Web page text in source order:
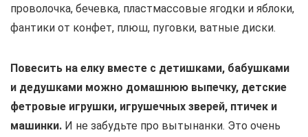
проволочка, бечевка, пластмассовые ягодки и яблоки,
фантики от конфет, плюш, пуговки, ватные диски.
Повесить на елку вместе с детишками, бабушками
и дедушками можно домашнюю выпечку, детские
фетровые игрушки, игрушечных зверей, птичек и
машинки. И не забудьте про вытынанки. Это очень